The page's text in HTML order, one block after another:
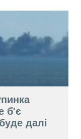
б'є
далі